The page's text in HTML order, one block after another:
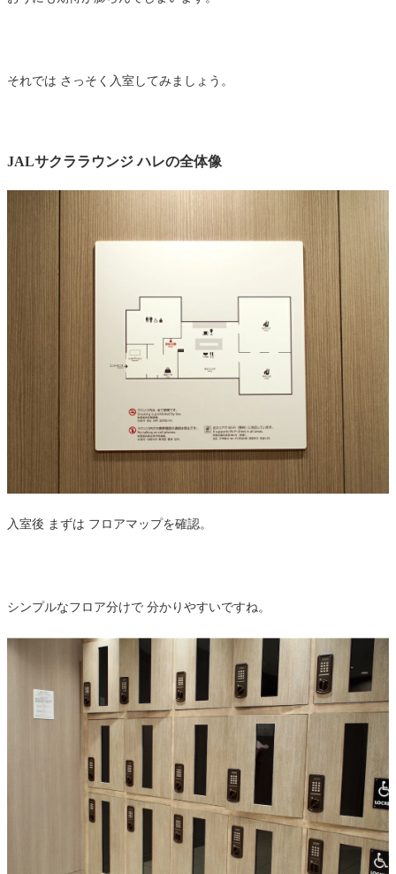
それでは さっそく入室してみましょう。
JALサクララウンジ ハレの全体像
入室後 まずは フロアマップを確認。
シンプルなフロア分けで 分かりやすいですね。